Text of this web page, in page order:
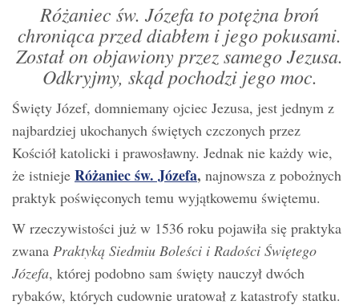
Różaniec św. Józefa to potężna broń
chroniąca przed diabłem i jego pokusami.
Został on objawiony przez samego Jezusa.
Odkryjmy, skąd pochodzi jego moc.
Święty Józef, domniemany ojciec Jezusa, jest jednym z
najbardziej ukochanych świętych czczonych przez
Kościół katolicki i prawosławny. Jednak nie każdy wie,
że istnieje Różaniec św. Józefa, najnowsza z pobożnych
praktyk poświęconych temu wyjątkowemu świętemu.
W rzeczywistości już w 1536 roku pojawiła się praktyka
zwana Praktyką Siedmiu Boleści i Radości Świętego
Józefa, której podobno sam święty nauczył dwóch
rybaków, których cudownie uratował z katastrofy statku.